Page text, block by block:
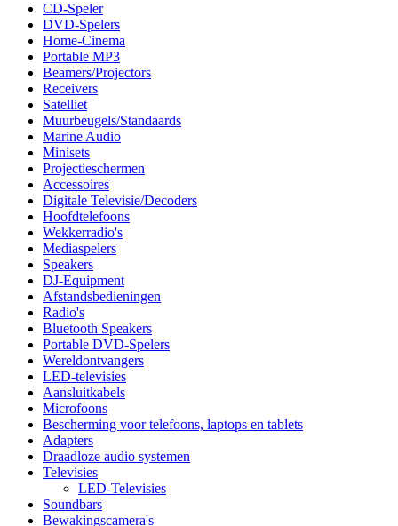
CD-Speler
DVD-Spelers
Home-Cinema
Portable MP3
Beamers/Projectors
Receivers
Satelliet
Muurbeugels/Standaards
Marine Audio
Minisets
Projectieschermen
Accessoires
Digitale Televisie/Decoders
Hoofdtelefoons
Wekkerradio's
Mediaspelers
Speakers
DJ-Equipment
Afstandsbedieningen
Radio's
Bluetooth Speakers
Portable DVD-Spelers
Wereldontvangers
LED-televisies
Aansluitkabels
Microfoons
Bescherming voor telefoons, laptops en tablets
Adapters
Draadloze audio systemen
Televisies
LED-Televisies
Soundbars
Bewakingscamera's